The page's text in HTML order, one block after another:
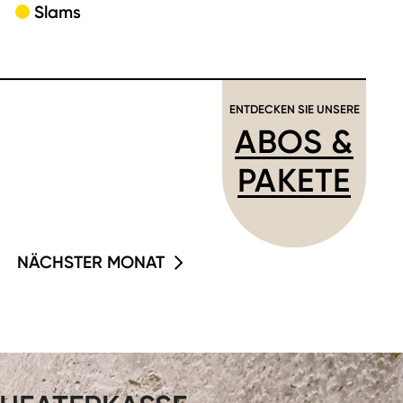
Slams
ENTDECKEN SIE UNSERE
ABOS &
PAKETE
NÄCHSTER MONAT